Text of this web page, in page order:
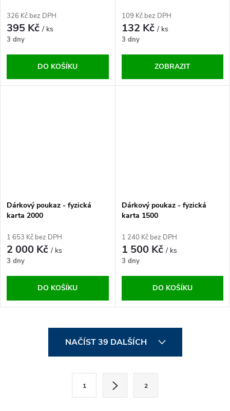
326 Kč bez DPH
395 Kč/ ks
3 dny
DO KOŠÍKU
109 Kč bez DPH
132 Kč/ ks
3 dny
ZOBRAZIT
Dárkový poukaz - fyzická
karta 2000
1 653 Kč bez DPH
2 000 Kč/ ks
3 dny
DO KOŠÍKU
Dárkový poukaz - fyzická
karta 1500
1 240 Kč bez DPH
1 500 Kč/ ks
3 dny
DO KOŠÍKU
NAČÍST 39 DALŠÍCH
1 2